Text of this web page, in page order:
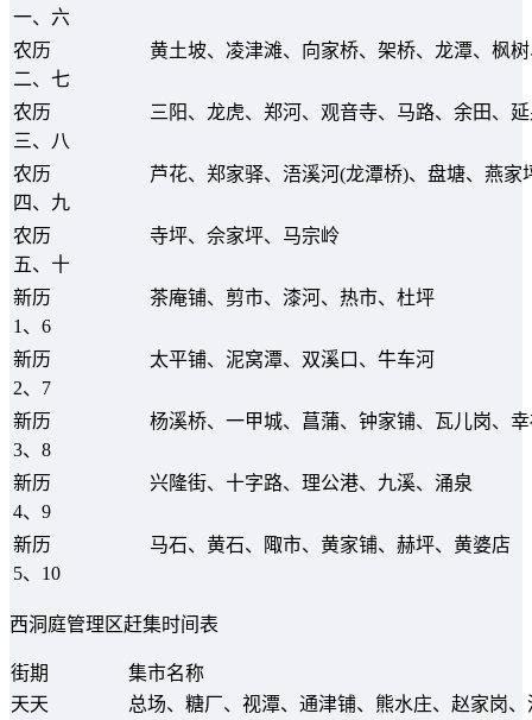
一、六
农历
二、七
黄土坡、凌津滩、向家桥、架桥、龙潭、枫
农历
三、八
三阳、龙虎、郑河、观音寺、马路、余田、
农历
四、九
芦花、郑家驿、浯溪河(龙潭桥)、盘塘、燕家
农历
五、十
寺坪、佘家坪、马宗岭
新历
1、6
茶庵铺、剪市、漆河、热市、杜坪
新历
2、7
太平铺、泥窝潭、双溪口、牛车河
新历
3、8
杨溪桥、一甲城、菖蒲、钟家铺、瓦儿岗、
新历
4、9
兴隆街、十字路、理公港、九溪、涌泉
新历
5、10
马石、黄石、陬市、黄家铺、赫坪、黄婆店
西洞庭管理区赶集时间表
街期
集市名称
天天
总场、糖厂、视潭、通津铺、熊水庄、赵家岗、